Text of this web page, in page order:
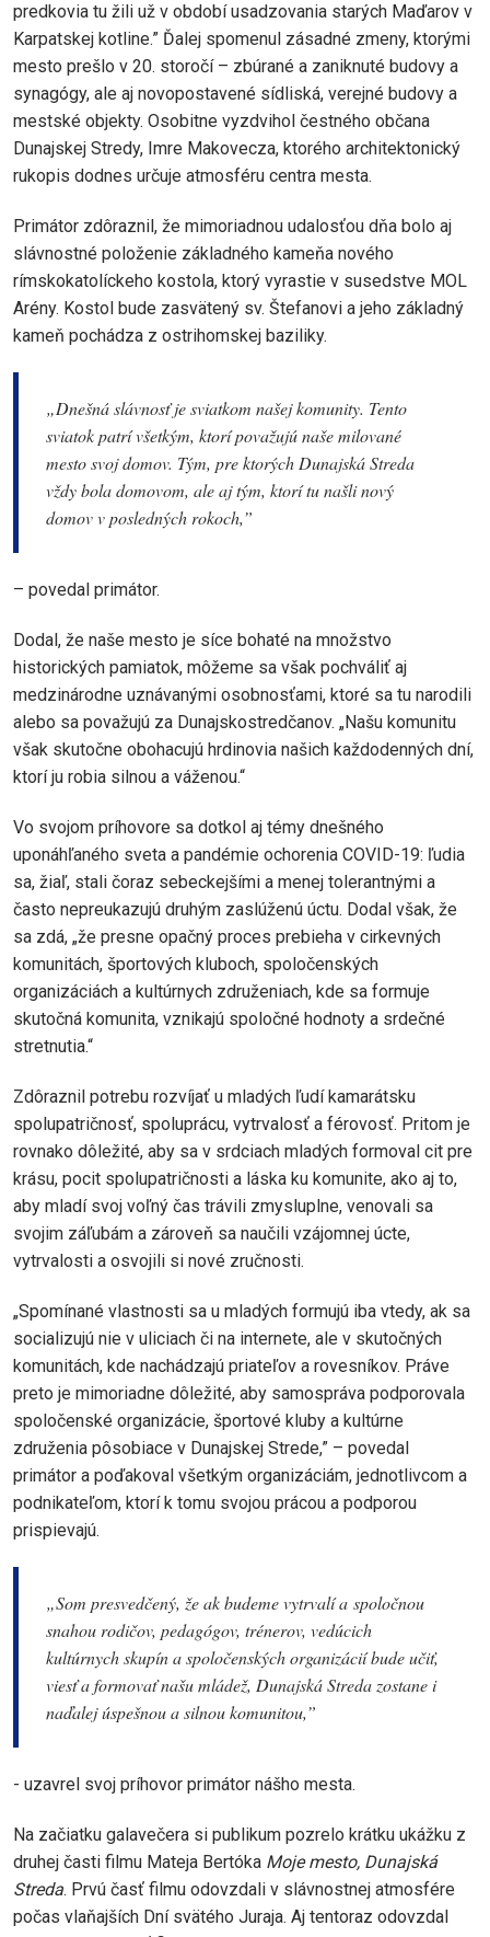
predkovia tu žili už v období usadzovania starých Maďarov v
Karpatskej kotline.” Ďalej spomenul zásadné zmeny, ktorými
mesto prešlo v 20. storočí – zbúrané a zaniknuté budovy a
synagógy, ale aj novopostavené sídliská, verejné budovy a
mestské objekty. Osobitne vyzdvihol čestného občana
Dunajskej Stredy, Imre Makovecza, ktorého architektonický
rukopis dodnes určuje atmosféru centra mesta.
Primátor zdôraznil, že mimoriadnou udalosťou dňa bolo aj
slávnostné položenie základného kameňa nového
rímskokatolíckeho kostola, ktorý vyrastie v susedstve MOL
Arény. Kostol bude zasvätený sv. Štefanovi a jeho základný
kameň pochádza z ostrihomskej baziliky.
„Dnešná slávnosť je sviatkom našej komunity. Tento
sviatok patrí všetkým, ktorí považujú naše milované
mesto svoj domov. Tým, pre ktorých Dunajská Streda
vždy bola domovom, ale aj tým, ktorí tu našli nový
domov v posledných rokoch,”
– povedal primátor.
Dodal, že naše mesto je síce bohaté na množstvo
historických pamiatok, môžeme sa však pochváliť aj
medzinárodne uznávanými osobnosťami, ktoré sa tu narodili
alebo sa považujú za Dunajskostredčanov. „Našu komunitu
však skutočne obohacujú hrdinovia našich každodenných dní,
ktorí ju robia silnou a váženou.“
Vo svojom príhovore sa dotkol aj témy dnešného
uponáhľaného sveta a pandémie ochorenia COVID-19: ľudia
sa, žiaľ, stali čoraz sebeckejšími a menej tolerantnými a
často nepreukazujú druhým zaslúženú úctu. Dodal však, že
sa zdá, „že presne opačný proces prebieha v cirkevných
komunitách, športových kluboch, spoločenských
organizáciách a kultúrnych združeniach, kde sa formuje
skutočná komunita, vznikajú spoločné hodnoty a srdečné
stretnutia.“
Zdôraznil potrebu rozvíjať u mladých ľudí kamarátsku
spolupatričnosť, spoluprácu, vytrvalosť a férovosť. Pritom je
rovnako dôležité, aby sa v srdciach mladých formoval cit pre
krásu, pocit spolupatričnosti a láska ku komunite, ako aj to,
aby mladí svoj voľný čas trávili zmysluplne, venovali sa
svojim záľubám a zároveň sa naučili vzájomnej úcte,
vytrvalosti a osvojili si nové zručnosti.
„Spomínané vlastnosti sa u mladých formujú iba vtedy, ak sa
socializujú nie v uliciach či na internete, ale v skutočných
komunitách, kde nachádzajú priateľov a rovesníkov. Práve
preto je mimoriadne dôležité, aby samospráva podporovala
spoločenské organizácie, športové kluby a kultúrne
združenia pôsobiace v Dunajskej Strede,” – povedal
primátor a poďakoval všetkým organizáciám, jednotlivcom a
podnikateľom, ktorí k tomu svojou prácou a podporou
prispievajú.
„Som presvedčený, že ak budeme vytrvalí a spoločnou
snahou rodičov, pedagógov, trénerov, vedúcich
kultúrnych skupín a spoločenských organizácií bude učiť,
viesť a formovať našu mládež, Dunajská Streda zostane i
naďalej úspešnou a silnou komunitou,”
- uzavrel svoj príhovor primátor nášho mesta.
Na začiatku galavečera si publikum pozrelo krátku ukážku z
druhej časti filmu Mateja Bertóka Moje mesto, Dunajská
Streda. Prvú časť filmu odovzdali v slávnostnej atmosfére
počas vlaňajších Dní svätého Juraja. Aj tentoraz odovzdal